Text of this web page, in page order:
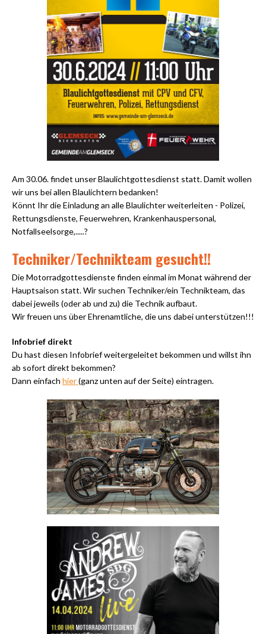
Am 30.06. findet unser Blaulichtgottesdienst statt. Damit wollen
wir uns bei allen Blaulichtern bedanken!
Könnt Ihr die Einladung an alle Blaulichter weiterleiten - Polizei,
Rettungsdienste, Feuerwehren, Krankenhauspersonal,
Notfallseelsorge,.....?
Techniker/Technikteam gesucht!!
Die Motorradgottesdienste finden einmal im Monat während der
Hauptsaison statt. Wir suchen Techniker/ein Technikteam, das
dabei jeweils (oder ab und zu) die Technik aufbaut.
Wir freuen uns über Ehrenamtliche, die uns dabei unterstützen!!!
Infobrief direkt
Du hast diesen Infobrief weitergeleitet bekommen und willst ihn
ab sofort direkt bekommen?
Dann einfach hier(ganz unten auf der Seite) eintragen.